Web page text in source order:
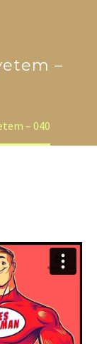
–
– 040